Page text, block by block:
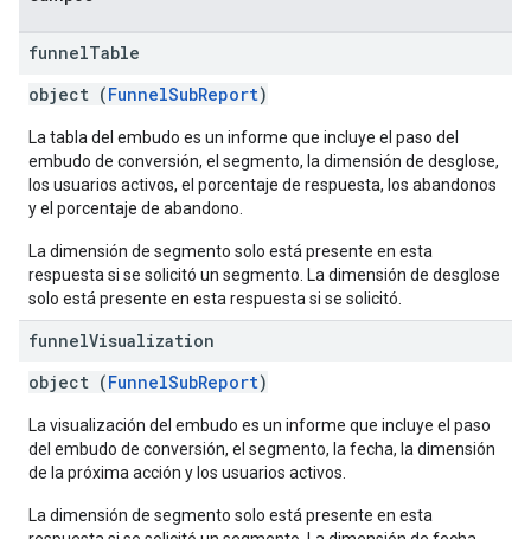
funnelTable
object (FunnelSubReport)
La tabla del embudo es un informe que incluye el paso del
embudo de conversión, el segmento, la dimensión de desglose,
los usuarios activos, el porcentaje de respuesta, los abandonos
y el porcentaje de abandono.
La dimensión de segmento solo está presente en esta
respuesta si se solicitó un segmento. La dimensión de desglose
solo está presente en esta respuesta si se solicitó.
funnelVisualization
object (FunnelSubReport)
La visualización del embudo es un informe que incluye el paso
del embudo de conversión, el segmento, la fecha, la dimensión
de la próxima acción y los usuarios activos.
La dimensión de segmento solo está presente en esta